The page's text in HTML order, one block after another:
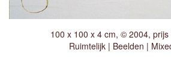
100 x 100 x 4 cm, © 2004,
Ruimtelijk | Beelden |